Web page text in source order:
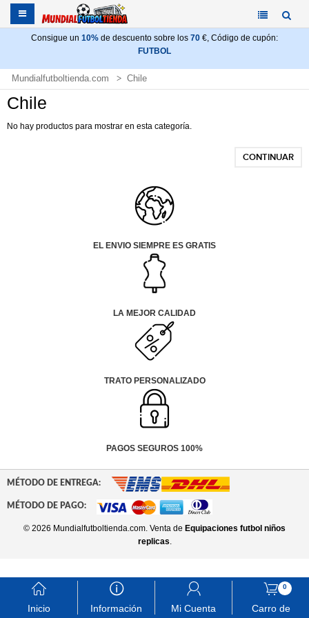
Consigue un 10% de descuento sobre los 70 €, Código de cupón:
FUTBOL
Mundialfutboltienda.com Chile
Chile
No hay productos para mostrar en esta categoría.
CONTINUAR
EL ENVIO SIEMPRE ES GRATIS
LA MEJOR CALIDAD
TRATO PERSONALIZADO
PAGOS SEGUROS 100%
󰃱
Inicio
󰈢
Información
󰃳
Mi Cuenta
0
󰃦
Carro de
MÉTODO DE ENTREGA:
MÉTODO DE PAGO:
© 2026 Mundialfutboltienda.com. Venta de Equipaciones futbol niños
replicas.